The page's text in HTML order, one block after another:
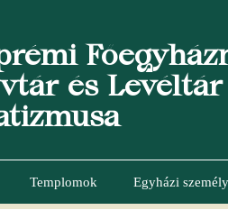
és Levéltár
Templomok Egyházi